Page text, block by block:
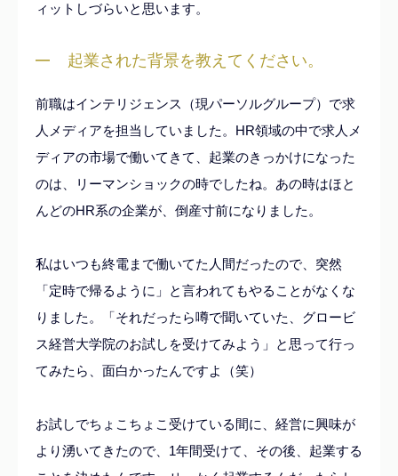
ィットしづらいと思います。
起業された背景を教えてください。
前職はインテリジェンス（現パーソルグループ）で求
人メディアを担当していました。HR領域の中で求人メ
ディアの市場で働いてきて、起業のきっかけになった
のは、リーマンショックの時でしたね。あの時はほと
んどのHR系の企業が、倒産寸前になりました。
私はいつも終電まで働いてた人間だったので、突然
「定時で帰るように」と言われてもやることがなくな
りました。「それだったら噂で聞いていた、グロービ
ス経営大学院のお試しを受けてみよう」と思って行っ
てみたら、面白かったんですよ（笑）
お試しでちょこちょこ受けている間に、経営に興味が
より湧いてきたので、1年間受けて、その後、起業する